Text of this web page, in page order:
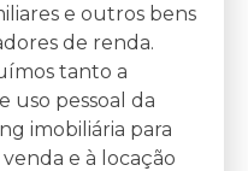
e outros bens
de renda.
tanto a
uso pessoal da
imobiliária para
e à locação